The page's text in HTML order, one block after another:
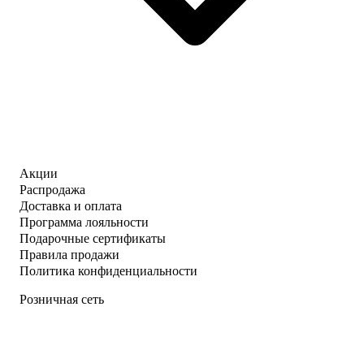
Акции
Распродажа
Доставка и оплата
Программа лояльности
Подарочные сертификаты
Правила продажи
Политика конфиденциальности
Розничная сеть